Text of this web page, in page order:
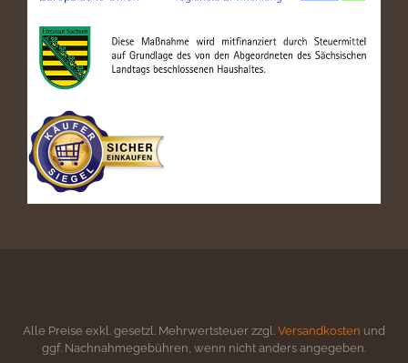
Alle Preise exkl. gesetzl. Mehrwertsteuer zzgl. Versandkosten und
ggf. Nachnahmegebühren, wenn nicht anders angegeben.